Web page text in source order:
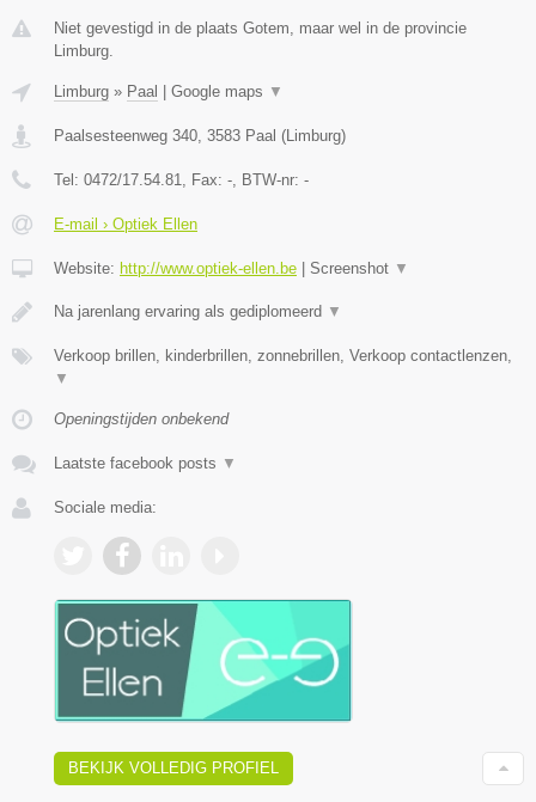
Niet gevestigd in de plaats Gotem, maar wel in de provincie
Limburg.
Limburg » Paal | Google maps ▼
Paalsesteenweg 340 3583 Paal (Limburg)
Tel: 0472/17.54.81 , Fax: - , BTW-nr: -
E-mail › Optiek Ellen
Website: http://www.optiek-ellen.be | Screenshot ▼
Na jarenlang ervaring als gediplomeerd ▼
Verkoop brillen, kinderbrillen, zonnebrillen, Verkoop contactlenzen,
▼
Openingstijden onbekend
Laatste facebook posts ▼
Sociale media:
BEKIJK VOLLEDIG PROFIEL